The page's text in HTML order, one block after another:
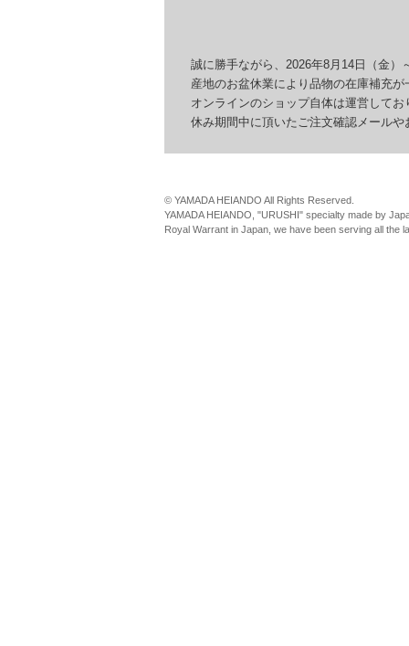
誠に勝手ながら、2026年8月14日（金）
産地のお盆休業により品物の在庫補充が
オンラインのショップ自体は運営してお
休み期間中に頂いたご注文確認メールや
© YAMADA HEIANDO All Rights Reserved.
YAMADA HEIANDO, "URUSHI" specialty made by
Royal Warrant in Japan, we have been serving all the